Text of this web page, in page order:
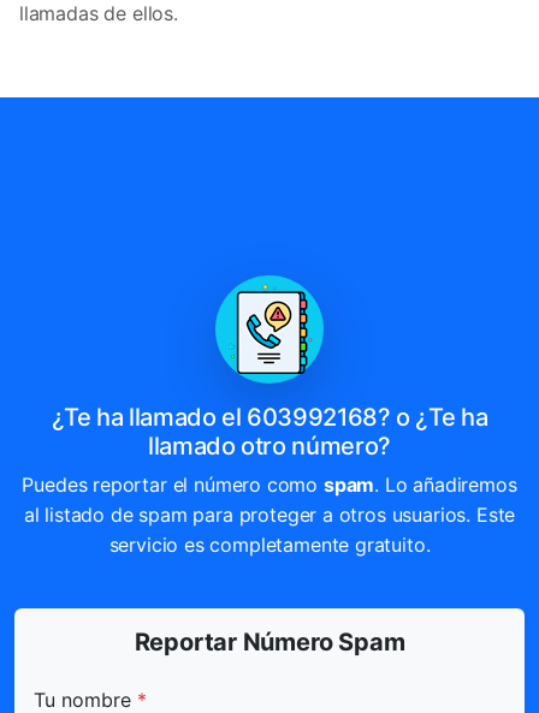
llamadas de ellos.
¿Te ha llamado el 603992168? o ¿Te ha
llamado otro número?
Puedes reportar el número como spam. Lo añadiremos
al listado de spam para proteger a otros usuarios. Este
servicio es completamente gratuito.
Reportar Número Spam
Tu nombre *